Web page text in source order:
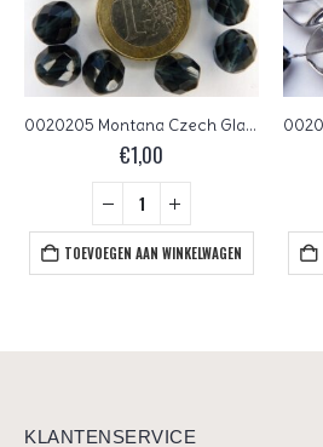
0020205 Montana Czech Glass Facet Firepolish 10mm 10 stuks
€1,00
TOEVOEGEN AAN WINKELWAGEN
KLANTENSERVICE